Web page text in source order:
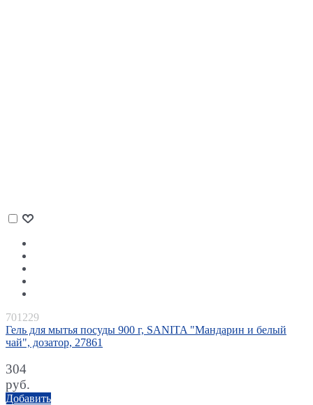
701229
Гель для мытья посуды 900 г, SANITA "Мандарин и белый
чай", дозатор, 27861
304
руб.
Добавить